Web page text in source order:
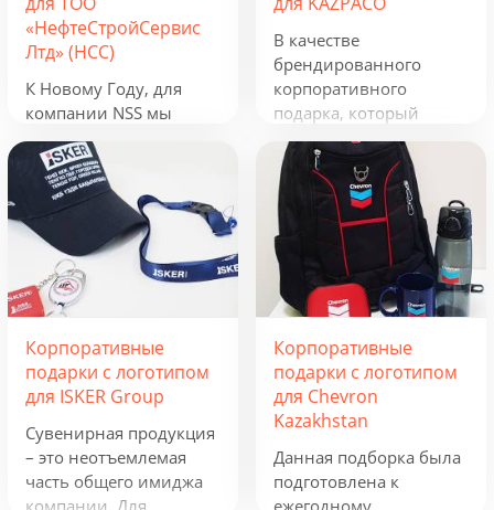
«НефтеСтройСервис
Лтд» (НСС)
К Новому Году, для
компании NSS мы
разработали
креативную подборку
из наборов «Кофеист»,
«Christmas Sky» и
«Adora». Вглядываться
в черное, как смоль,
зимнее небо и
подмигивать в ответ
Вдыхать ягодный
аромат чая и ощущать
кислинку варенья на
языке. Остановись,
мгновение! В
предпраздничной
городской суете
В качестве
брендированного
корпоративного
подарка, который
можно использовать в
течение всего года, мы
предложили набор из
рюкзака, фонарика,
термокружки и
беспроводного
зарядного устройства.
Эти сувениры с
сферу деятельности
группы компаний и
будут полезны всем,
кто ведет активную
бизнес-деятельность.
Корпоративные
подарки с логотипом
для ISKER Group
Сувенирная продукция
– это неотъемлемая
часть общего имиджа
Корпоративные
подарки с логотипом
для Chevron
Kazakhstan
Данная подборка была
подготовлена к